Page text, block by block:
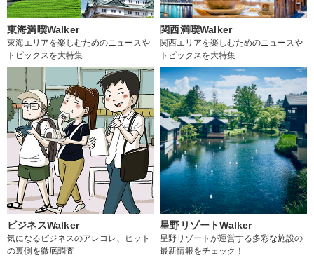
東海満喫Walker
東海エリアを楽しむためのニュースや
トピックスを大特集
関西満喫Walker
関西エリアを楽しむためのニュースや
トピックスを大特集
ビジネスWalker
気になるビジネスのアレコレ、ヒット
の裏側を徹底調査
星野リゾートWalker
星野リゾートが運営する多彩な施設の
最新情報をチェック！